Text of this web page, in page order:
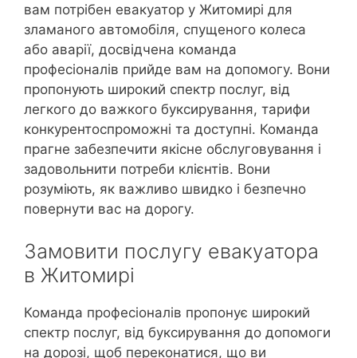
вам потрібен евакуатор у Житомирі для
зламаного автомобіля, спущеного колеса
або аварії, досвідчена команда
професіоналів прийде вам на допомогу. Вони
пропонують широкий спектр послуг, від
легкого до важкого буксирування, тарифи
конкурентоспроможні та доступні. Команда
прагне забезпечити якісне обслуговування і
задовольнити потреби клієнтів. Вони
розуміють, як важливо швидко і безпечно
повернути вас на дорогу.
Замовити послугу евакуатора
в Житомирі
Команда професіоналів пропонує широкий
спектр послуг, від буксирування до допомоги
на дорозі, щоб переконатися, що ви